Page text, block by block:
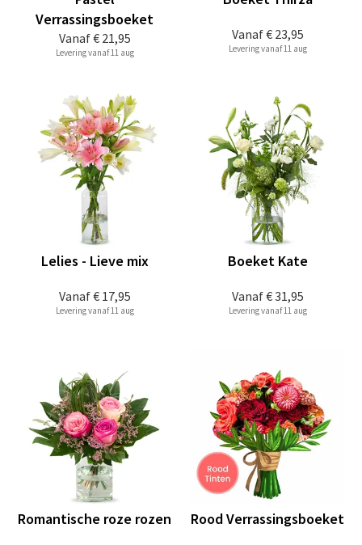
Vanaf€ 21,95
Verrassingsboeket
Levering vanaf 11 aug
Vanaf€ 23,95
Levering vanaf 11 aug
Vanaf€ 17,95
Lelies - Lieve mix
Levering vanaf 11 aug
Vanaf€ 31,95
Boeket Kate
Levering vanaf 11 aug
Romantische roze rozen Rood Verrassingsboeket